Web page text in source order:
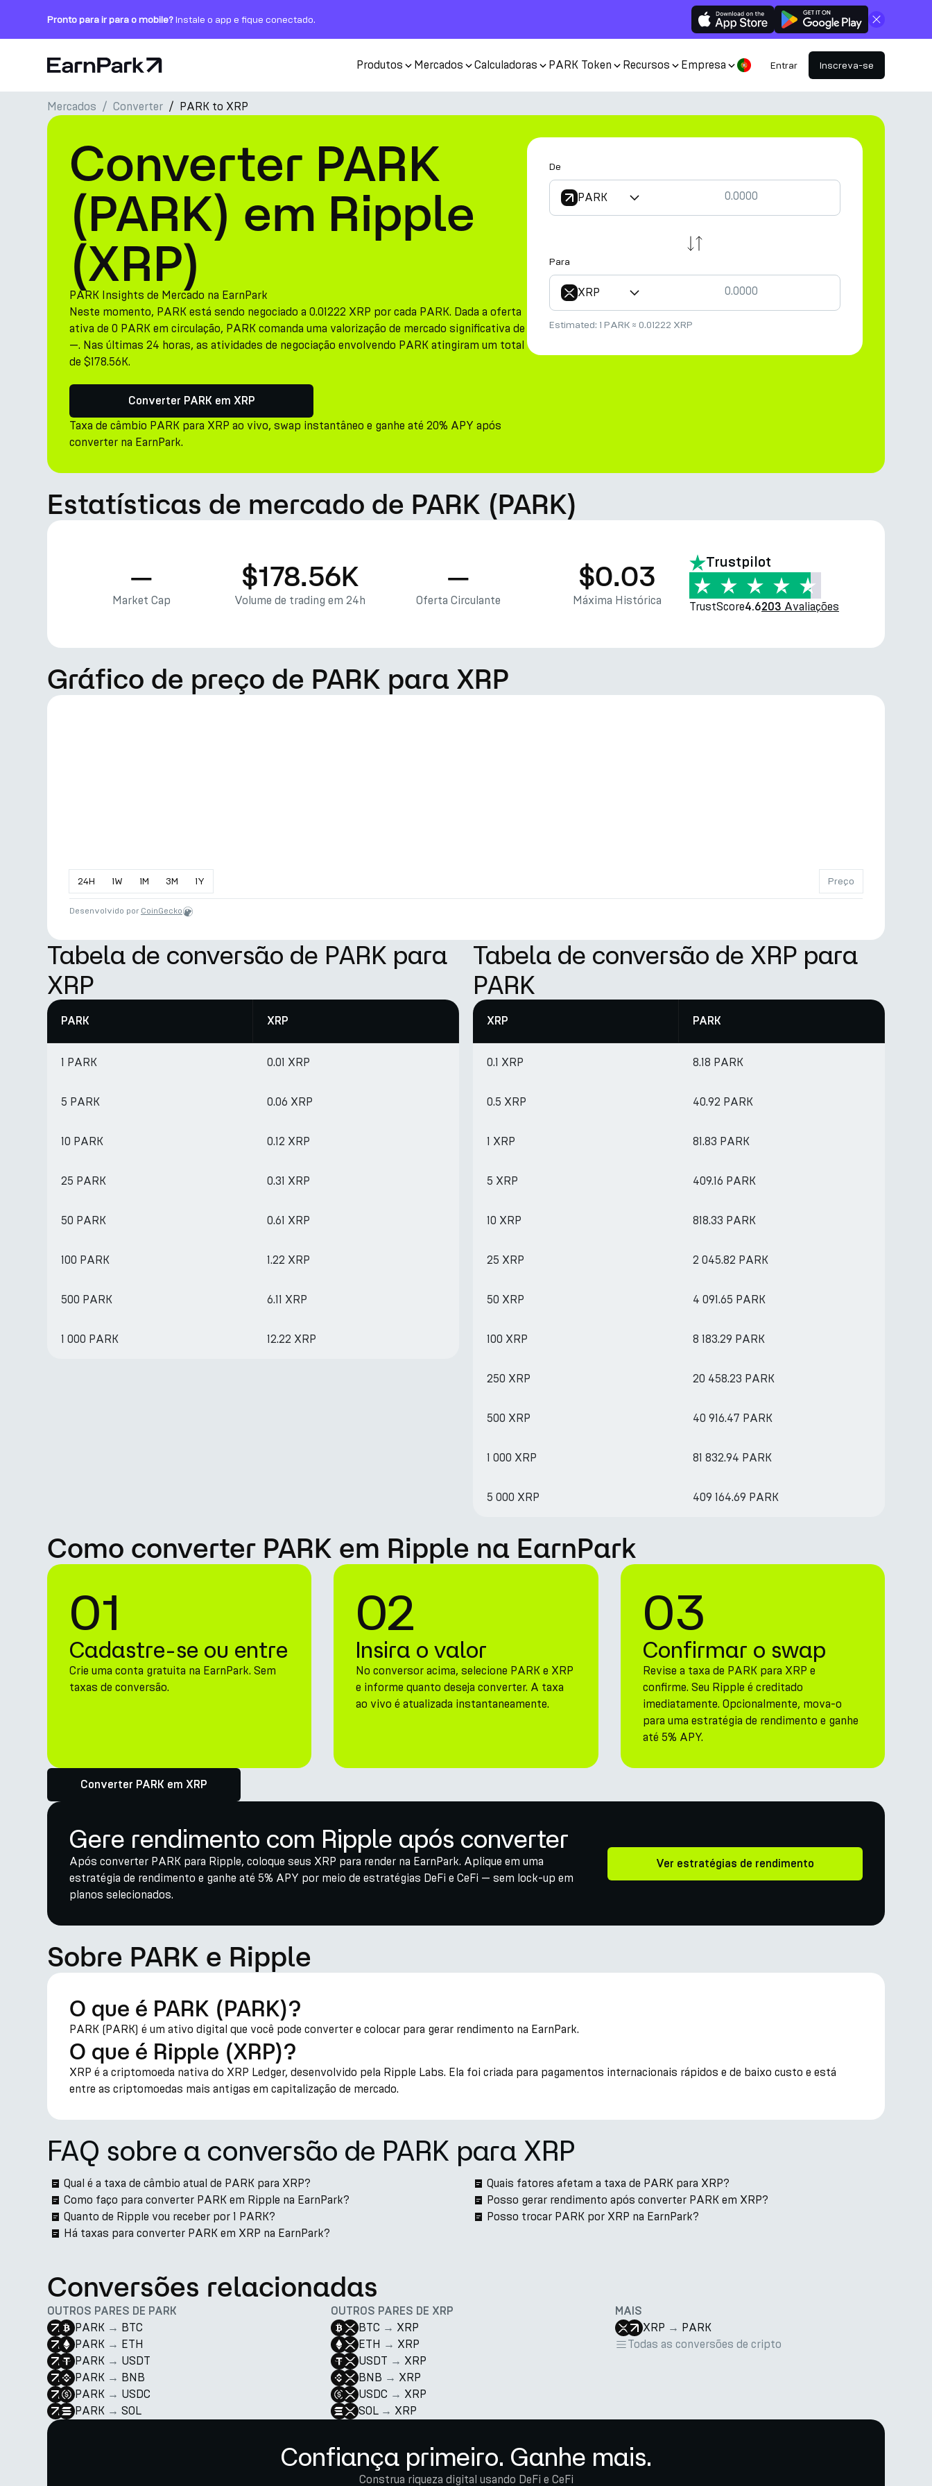
Pronto para ir para o mobile?Instale o app e fique conectado. Fechar
Página Inicial Produtos Mercados Calculadoras PARK Token Recursos Empresa Entrar Inscreva-se
Produtos
Mercados
Calculadoras
PARK Token
Recursos
Empresa
Mercados Converter PARK to XRP
Converter PARK
(PARK) em Ripple
(XRP)
PARK Insights de Mercado na EarnPark
Neste momento, PARK está sendo negociado a 0.01222 XRP por cada PARK. Dada a oferta
ativa de 0 PARK em circulação, PARK comanda uma valorização de mercado significativa de
—. Nas últimas 24 horas, as atividades de negociação envolvendo PARK atingiram um total
de $178.56K.
Converter PARK em XRP
Taxa de câmbio PARK para XRP ao vivo, swap instantâneo e ganhe até 20% APY após
converter na EarnPark.
De
PARK
Para
XRP
Estimated: 1 PARK ≈ 0.01222 XRP
Estatísticas de mercado de PARK (PARK)
—
Market Cap
$178.56K
Volume de trading em 24h
—
Oferta Circulante
$0.03
Máxima Histórica
Trustpilot
TrustScore4.6203 Avaliações
Gráfico de preço de PARK para XRP
24H 1W 1M 3M 1Y Preço
Desenvolvido por CoinGecko
Tabela de conversão de PARK para
XRP
PARK XRP
1 PARK 0.01 XRP
5 PARK 0.06 XRP
10 PARK 0.12 XRP
25 PARK 0.31 XRP
50 PARK 0.61 XRP
100 PARK 1.22 XRP
500 PARK 6.11 XRP
1 000 PARK 12.22 XRP
Tabela de conversão de XRP para
PARK
XRP PARK
0.1 XRP 8.18 PARK
0.5 XRP 40.92 PARK
1 XRP 81.83 PARK
5 XRP 409.16 PARK
10 XRP 818.33 PARK
25 XRP 2 045.82 PARK
50 XRP 4 091.65 PARK
100 XRP 8 183.29 PARK
250 XRP 20 458.23 PARK
500 XRP 40 916.47 PARK
1 000 XRP 81 832.94 PARK
5 000 XRP 409 164.69 PARK
Como converter PARK em Ripple na EarnPark
01
Cadastre-se ou entre
Crie uma conta gratuita na EarnPark. Sem
taxas de conversão.
02
Insira o valor
No conversor acima, selecione PARK e XRP
e informe quanto deseja converter. A taxa
ao vivo é atualizada instantaneamente.
03
Confirmar o swap
Revise a taxa de PARK para XRP e
confirme. Seu Ripple é creditado
imediatamente. Opcionalmente, mova-o
para uma estratégia de rendimento e ganhe
até 5% APY.
Converter PARK em XRP
Gere rendimento com Ripple após converter
Após converter PARK para Ripple, coloque seus XRP para render na EarnPark. Aplique em uma
estratégia de rendimento e ganhe até 5% APY por meio de estratégias DeFi e CeFi — sem lock-up em
planos selecionados.
Ver estratégias de rendimento
Sobre PARK e Ripple
O que é PARK (PARK)?
PARK (PARK) é um ativo digital que você pode converter e colocar para gerar rendimento na EarnPark.
O que é Ripple (XRP)?
XRP é a criptomoeda nativa do XRP Ledger, desenvolvido pela Ripple Labs. Ela foi criada para pagamentos internacionais rápidos e de baixo custo e está
entre as criptomoedas mais antigas em capitalização de mercado.
FAQ sobre a conversão de PARK para XRP
Qual é a taxa de câmbio atual de PARK para XRP?
Como faço para converter PARK em Ripple na EarnPark?
Quanto de Ripple vou receber por 1 PARK?
Há taxas para converter PARK em XRP na EarnPark?
Quais fatores afetam a taxa de PARK para XRP?
Posso gerar rendimento após converter PARK em XRP?
Posso trocar PARK por XRP na EarnPark?
Conversões relacionadas
OUTROS PARES DE PARK
PARK → BTC
PARK → ETH
PARK → USDT
PARK → BNB
PARK → USDC
PARK → SOL
OUTROS PARES DE XRP
BTC → XRP
ETH → XRP
USDT → XRP
BNB → XRP
USDC → XRP
SOL → XRP
MAIS
XRP → PARK
Todas as conversões de cripto
Confiança primeiro. Ganhe mais.
Construa riqueza digital usando DeFi e CeFi